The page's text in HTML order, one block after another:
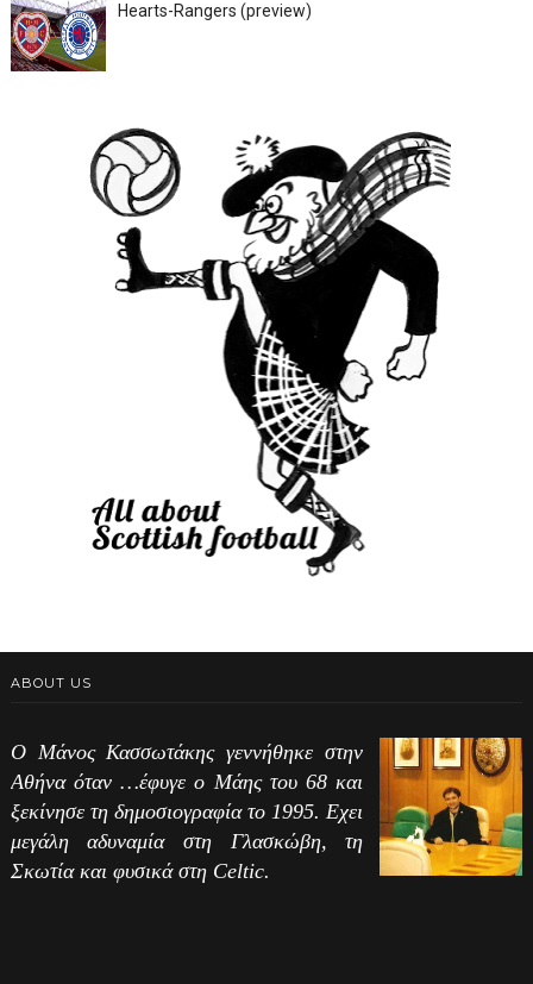
Hearts-Rangers (preview)
ABOUT US
Ο Μάνος Κασσωτάκης γεννήθηκε στην
Αθήνα όταν …έφυγε ο Μάης του 68 και
ξεκίνησε τη δημοσιογραφία το 1995. Εχει
μεγάλη αδυναμία στη Γλασκώβη, τη
Σκωτία και φυσικά στη Celtic.